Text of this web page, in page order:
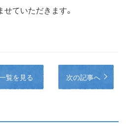
ていただきます。
次の記事へ
覧を見る